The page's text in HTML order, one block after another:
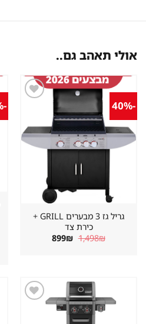
אולי תאהב גם..
במועדפים
גריל גז 3 מבערים GRILL +
כירת צד
1,498₪ המחיר
899₪ המחיר